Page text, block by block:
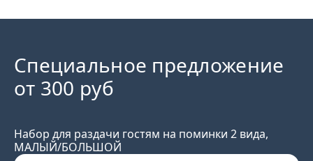
Специальное предложение
от 300 руб
Набор для раздачи гостям на поминки 2 вида,
МАЛЫЙ/БОЛЬШОЙ